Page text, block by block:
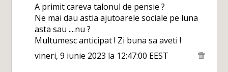
A primit careva talonul de pensie ?
Ne mai dau astia ajutoarele sociale pe luna
asta sau ....nu ?
Multumesc anticipat ! Zi buna sa aveti !
vineri, 9 iunie 2023 la 12:47:00 EEST